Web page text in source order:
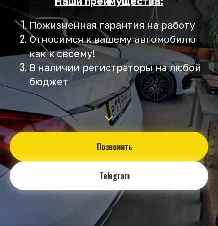
Пожизненная гарантия на работу
Относимся к вашему автомобилю
как к своему!
В наличии регистраторы на любой
бюджет
Позвонить
Telegram